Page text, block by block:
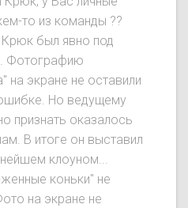
то из команды ??
был явнo под
Фотографию
на экране не оставили
Но ведущему
признать оказалось
В итоге он выставил
клоуном...
коньки" не
на экране не